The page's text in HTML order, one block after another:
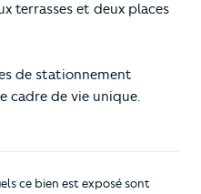
terrasses et deux places
de stationnement
cadre de vie unique.
ce bien est exposé sont